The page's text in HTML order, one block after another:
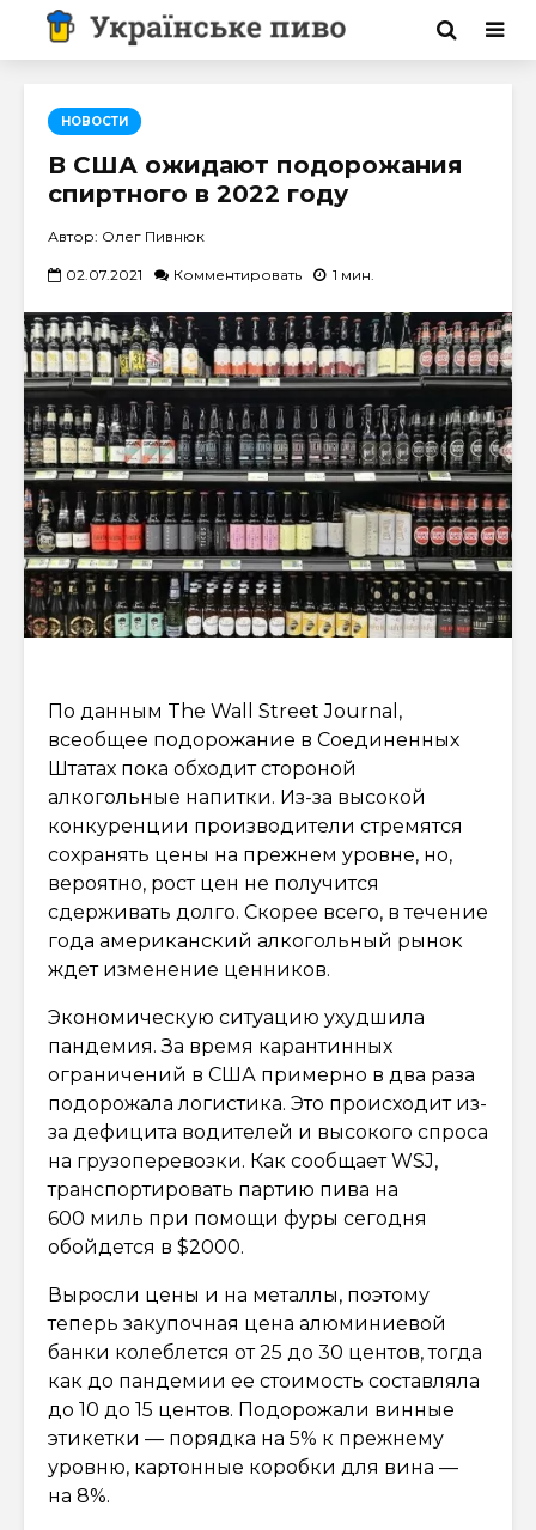
НОВОСТИ
В США ожидают подорожания
спиртного в 2022 году
Автор: Олег Пивнюк
02.07.2021 Комментировать 1 мин.
По данным The Wall Street Journal,
всеобщее подорожание в Соединенных
Штатах пока обходит стороной
алкогольные напитки. Из-за высокой
конкуренции производители стремятся
сохранять цены на прежнем уровне, но,
вероятно, рост цен не получится
сдерживать долго. Скорее всего, в течение
года американский алкогольный рынок
ждет изменение ценников.
Экономическую ситуацию ухудшила
пандемия. За время карантинных
ограничений в США примерно в два раза
подорожала логистика. Это происходит из-
за дефицита водителей и высокого спроса
на грузоперевозки. Как сообщает WSJ,
транспортировать партию пива на
600 миль при помощи фуры сегодня
обойдется в $2000.
Выросли цены и на металлы, поэтому
теперь закупочная цена алюминиевой
банки колеблется от 25 до 30 центов, тогда
как до пандемии ее стоимость составляла
до 10 до 15 центов. Подорожали винные
этикетки — порядка на 5% к прежнему
уровню, картонные коробки для вина —
на 8%.